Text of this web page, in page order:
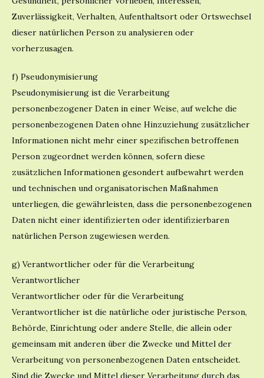
Zuverlässigkeit, Verhalten, Aufenthaltsort oder Ortswechsel
dieser natürlichen Person zu analysieren oder
vorherzusagen.
f) Pseudonymisierung
Pseudonymisierung ist die Verarbeitung
personenbezogener Daten in einer Weise, auf welche die
personenbezogenen Daten ohne Hinzuziehung zusätzlicher
Informationen nicht mehr einer spezifischen betroffenen
Person zugeordnet werden können, sofern diese
zusätzlichen Informationen gesondert aufbewahrt werden
und technischen und organisatorischen Maßnahmen
unterliegen, die gewährleisten, dass die personenbezogenen
Daten nicht einer identifizierten oder identifizierbaren
natürlichen Person zugewiesen werden.
g) Verantwortlicher oder für die Verarbeitung
Verantwortlicher
Verantwortlicher oder für die Verarbeitung
Verantwortlicher ist die natürliche oder juristische Person,
Behörde, Einrichtung oder andere Stelle, die allein oder
gemeinsam mit anderen über die Zwecke und Mittel der
Verarbeitung von personenbezogenen Daten entscheidet.
Sind die Zwecke und Mittel dieser Verarbeitung durch das